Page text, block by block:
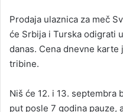
Prodaja ulaznica za meč
će Srbija i Turska odigrati
danas. Cena dnevne
tribine.
Niš će 12. i 13. septembra
put posle 7 godina pauze,